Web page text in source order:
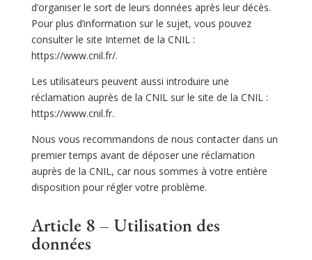
d’organiser le sort de leurs données après leur décès.
Pour plus d’information sur le sujet, vous pouvez
consulter le site Internet de la CNIL :
https://www.cnil.fr/.
Les utilisateurs peuvent aussi introduire une
réclamation auprès de la CNIL sur le site de la CNIL :
https://www.cnil.fr.
Nous vous recommandons de nous contacter dans un
premier temps avant de déposer une réclamation
auprès de la CNIL, car nous sommes à votre entière
disposition pour régler votre problème.
Article 8 – Utilisation des
données